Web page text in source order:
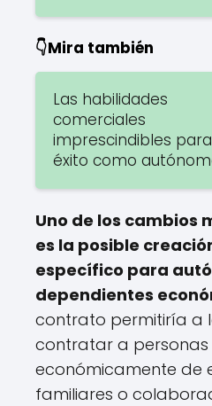
👇Mira también
Las habilidades
comerciales
imprescindibles
éxito como
Uno de los cambios
es la posible
específico para
dependientes
contrato permitiría a
contratar a
económicamente de
familiares o